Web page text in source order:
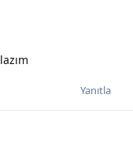
Yanıtla